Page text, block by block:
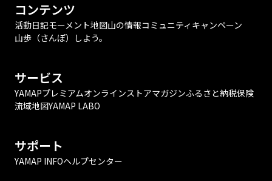
コンテンツ
活動日記モーメント地図山の情報コミュニティ キャンペーン
山歩（さんぽ）しよう。
サービス
YAMAPプレミアムオンラインストアマガジンふるさと納税保険
流域地図YAMAP LABO
サポート
YAMAP INFOヘルプセンター